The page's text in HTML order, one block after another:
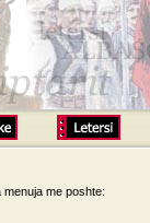
menuja me poshte: